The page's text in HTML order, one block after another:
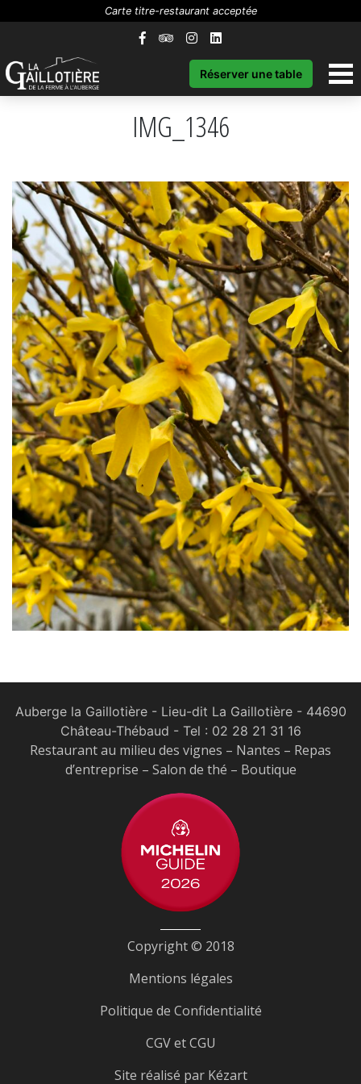
Carte titre-restaurant acceptée
Réserver une table
IMG_1346
Auberge la Gaillotière - Lieu-dit La Gaillotière - 44690
Château-Thébaud - Tel : 02 28 21 31 16
Restaurant au milieu des vignes – Nantes – Repas
d’entreprise – Salon de thé – Boutique
Copyright © 2018
Mentions légales
Politique de Confidentialité
CGV et CGU
Site réalisé par Kézart